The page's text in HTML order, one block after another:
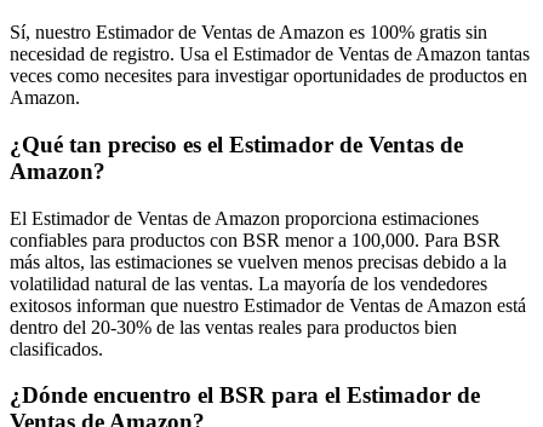
Sí, nuestro Estimador de Ventas de Amazon es 100% gratis sin
necesidad de registro. Usa el Estimador de Ventas de Amazon tantas
veces como necesites para investigar oportunidades de productos en
Amazon.
¿Qué tan preciso es el Estimador de Ventas de
Amazon?
El Estimador de Ventas de Amazon proporciona estimaciones
confiables para productos con BSR menor a 100,000. Para BSR
más altos, las estimaciones se vuelven menos precisas debido a la
volatilidad natural de las ventas. La mayoría de los vendedores
exitosos informan que nuestro Estimador de Ventas de Amazon está
dentro del 20-30% de las ventas reales para productos bien
clasificados.
¿Dónde encuentro el BSR para el Estimador de
Ventas de Amazon?